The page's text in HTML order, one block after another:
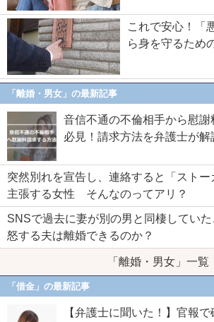
これで安心！「
ら身を守るため
「離婚・男女」の最新記事
音信不通の不倫相手から慰謝
必見！請求方法を弁護士が解
突然別れを宣告し、連絡すると「ストー
主張する女性 そんなのってアリ？
SNSで過去に妻が別の男と同棲してい
怒する夫は離婚できるのか？
「離婚・男女」一覧
「借金」の最新記事
【弁護士に聞いた！】官報